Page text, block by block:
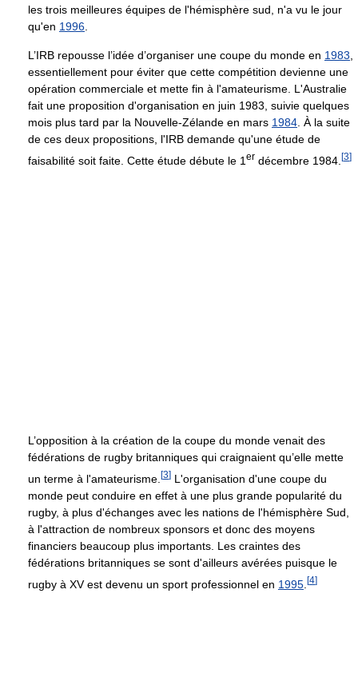
les trois meilleures équipes de l'hémisphère sud, n'a vu le jour
qu'en 1996
L’IRB repousse l’idée d’organiser une coupe du monde en 1983
essentiellement pour éviter que cette compétition devienne une
opération commerciale et mette fin à l'amateurisme. L'Australie
fait une proposition d'organisation en juin 1983, suivie quelques
mois plus tard par la Nouvelle-Zélande en mars 1984 . À la suite
de ces deux propositions, l'IRB demande qu'une étude de
faisabilité soit faite. Cette étude débute le 1 er décembre 1984. [3]
L’opposition à la création de la coupe du monde venait des
fédérations de rugby britanniques qui craignaient qu’elle mette
un terme à l'amateurisme. [3] L'organisation d'une coupe du
monde peut conduire en effet à une plus grande popularité du
rugby, à plus d'échanges avec les nations de l'hémisphère Sud,
à l'attraction de nombreux sponsors et donc des moyens
financiers beaucoup plus importants. Les craintes des
fédérations britanniques se sont d'ailleurs avérées puisque le
rugby à XV est devenu un sport professionnel en 1995 [4]